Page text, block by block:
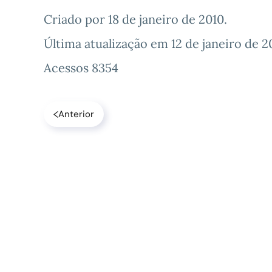
Criado por 18 de janeiro de 2010.
Última atualização em 12 de janeiro de
Acessos 8354
Anterior